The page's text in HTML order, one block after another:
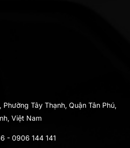
Tây Thạnh, Quận Tân Phú,
Việt Nam
- 0906 144 141